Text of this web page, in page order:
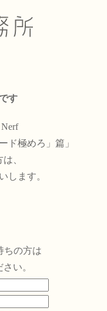
す
ド極めろ」篇」
、
します。
ちの方は
い。